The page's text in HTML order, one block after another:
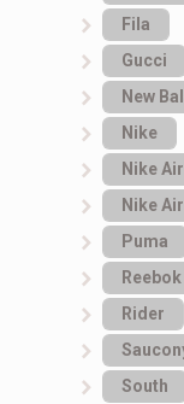
Fila
Gucci
New
Nike
Nike
Nike
Puma
Reebok
Rider
South